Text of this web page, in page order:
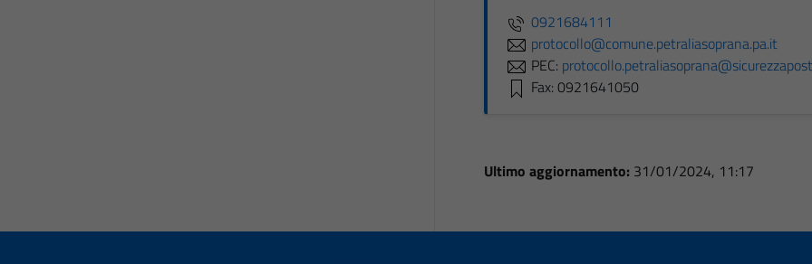
0921684111
protocollo@comune.petraliasoprana.pa.it
PEC:
Fax: 0921641050
Ultimo aggiornamento: 31/01/2024, 11:17